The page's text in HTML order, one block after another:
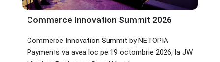
Commerce Innovation Summit 2026
Commerce Innovation Summit by NETOPIA
Payments va avea loc pe 19 octombrie 2026, la JW